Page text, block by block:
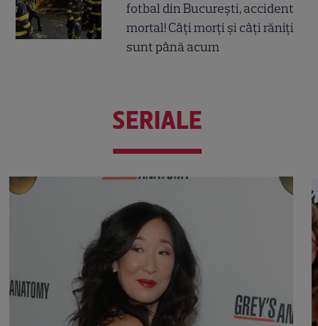
fotbal din București, accident
mortal! Câți morți și câți răniți
sunt până acum
SERIALE